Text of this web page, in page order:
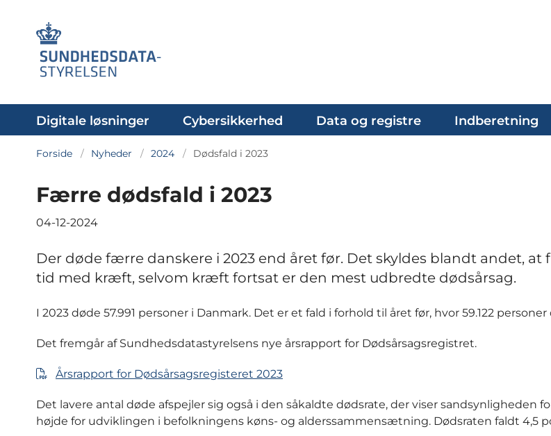
Digitale løsninger Cybersikkerhed Data og registre Indberetning
Forside Nyheder 2024 Dødsfald i 2023
Færre dødsfald i 2023
04-12-2024
Der døde færre danskere i 2023 end året før. Det skyldes blandt andet, at
tid med kræft, selvom kræft fortsat er den mest udbredte dødsårsag.
I 2023 døde 57.991 personer i Danmark. Det er et fald i forhold til året før, hvor 59.122 personer
Det fremgår af Sundhedsdatastyrelsens nye årsrapport for Dødsårsagsregistret.
Årsrapport for Dødsårsagsregisteret 2023
Det lavere antal døde afspejler sig også i den såkaldte dødsrate, der viser sandsynligheden
højde for udviklingen i befolkningens køns- og alderssammensætning. Dødsraten faldt 4,5